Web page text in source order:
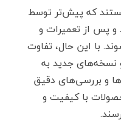
که پیش‌تر توسط
و پس از تعمیرات و
با این حال، تفاوت
جدید به
و بررسی‌های دقیق
با کیفیت و